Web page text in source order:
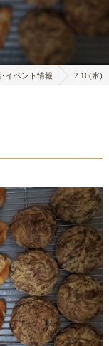
･イベント情報 2.16(水)